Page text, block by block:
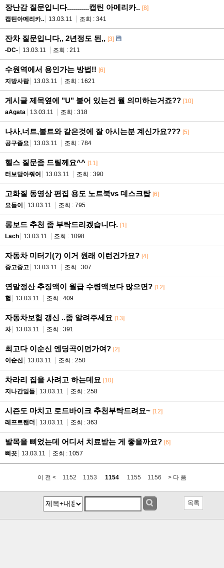
장난감 질문입니다...........캡틴 아메리카.. [8]
캡틴아메리카..
13.03.11 조회 : 341
잔차 질문입니다,, 2년정도 된,, [3]
-DC-
13.03.11 조회 : 211
수원역에서 용인가는 방법!! [6]
지방사람
13.03.11 조회 : 1621
게시글 제목옆에 "U" 붙어 있는건 뭘 의미하는거죠?? [10]
aAgata
13.03.11 조회 : 318
나사,너트,볼트와 같은것에 잘 아시는분 계신가요??? [5]
공구좀요
13.03.11 조회 : 784
헬스 질문좀 드릴께요^^ [11]
터보달아줘여
13.03.11 조회 : 390
고화질 동영상 편집 용도 노트북vs 데스크탑 [6]
요들이
13.03.11 조회 : 795
롱보드 추천 좀 부탁드리겠습니다. [1]
Lach
13.03.11 조회 : 1098
자동차 미터기(?) 이거 원래 이런건가요? [4]
중고중고
13.03.11 조회 : 307
연말정산 추징액이 월급 수령액보다 많으면? [12]
헐
13.03.11 조회 : 409
자동차보험 갱신 ..좀 알려주세요 [13]
차
13.03.11 조회 : 391
최고다 이순신 엔딩곡이먼가여? [2]
이순신
13.03.11 조회 : 250
차라리 집을 사려고 하는데요 [10]
지나간일들
13.03.11 조회 : 258
시즌도 마치고 로드바이크 추천부탁드려요~ [12]
레프트핸더
13.03.11 조회 : 363
발목을 삐었는데 어디서 치료받는 게 좋을까요? [6]
삐끗
13.03.11 조회 : 1057
이 전 < 1152 1153 1154 1155 1156 > 다 음
목록